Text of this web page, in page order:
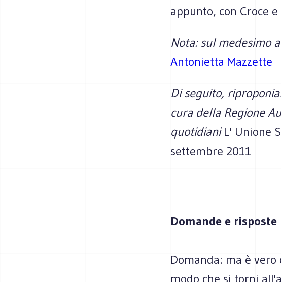
appunto, con Croce
Nota: sul medesimo
Antonietta Mazzette
Di seguito,
cura della Regione
quotidianiL' Unione
settembre 2011
Domande e risposte
Domanda: ma è
modo che si torni